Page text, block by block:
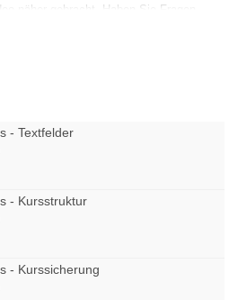
näher gebracht. Haben Sie Fragen,
- Textfelder
- Kursstruktur
- Kurssicherung